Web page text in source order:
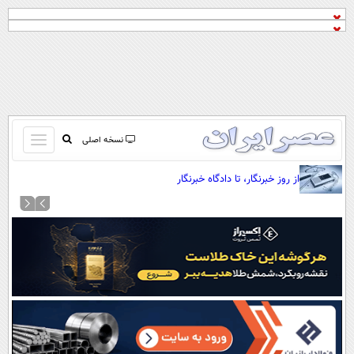
نسخه اصلی
باز
و
کردن
صفحه اول
آرشیو
نظرسنجی
آب و هوا
اوقات شرعی
سواد زندگی
از روز خبرنگار، تا دادگاه خبرنگار